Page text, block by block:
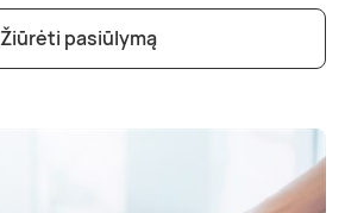
Žiūrėti pasiūlymą